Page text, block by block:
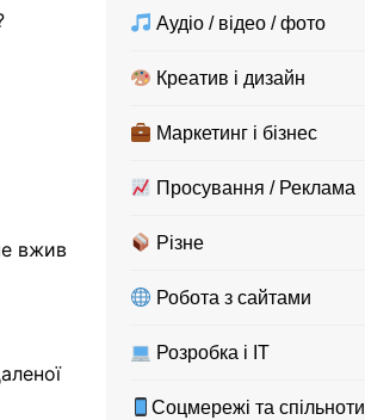
вжив
Аудіо / відео / фото
Креатив і дизайн
Маркетинг і бізнес
Просування / Реклама
Різне
Робота з сайтами
Розробка і IT
Соцмережі та спільноти